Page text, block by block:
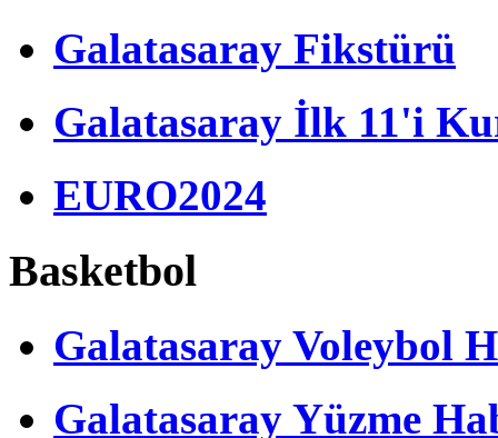
Galatasaray Fikstürü
Galatasaray İlk 11'i
EURO2024
Basketbol
Galatasaray Voleybol
Galatasaray Yüzme